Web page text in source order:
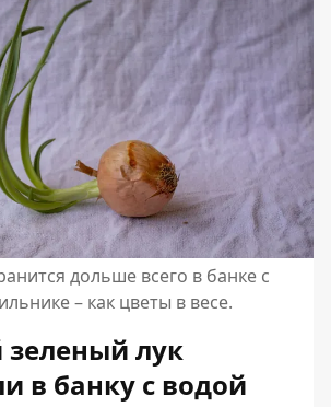
дольше всего в банке с
– как цветы в весе.
лук
в банку с водой